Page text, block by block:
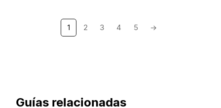
1 2 3 4 5 →
Guías relacionadas